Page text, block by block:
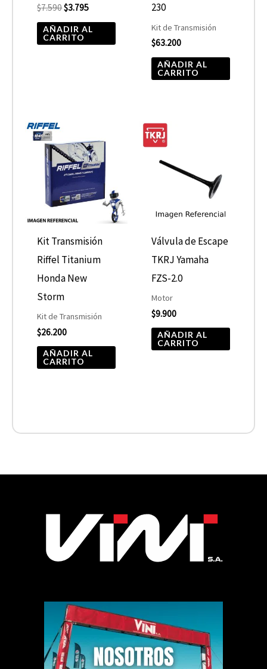
$7.590$3.795
AÑADIR AL
CARRITO
230
Kit de Transmisión
$63.200
AÑADIR AL
CARRITO
Kit Transmisión
Riffel Titanium
Honda New
Storm
Kit de Transmisión
$26.200
AÑADIR AL
CARRITO
Válvula de Escape
TKRJ Yamaha
FZS-2.0
Motor
$9.900
AÑADIR AL
CARRITO